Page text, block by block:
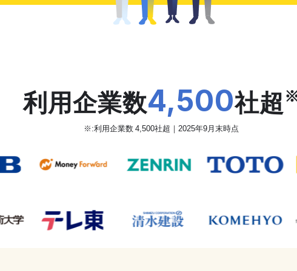
利用企業数4,500社超
※:利用企業数 4,500社超｜2025年9月末時点